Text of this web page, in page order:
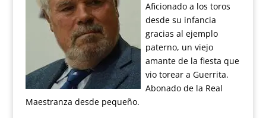
Aficionado a los toros
desde su infancia
gracias al ejemplo
paterno, un viejo
amante de la fiesta que
vio torear a Guerrita.
Abonado de la Real
Maestranza desde pequeño.